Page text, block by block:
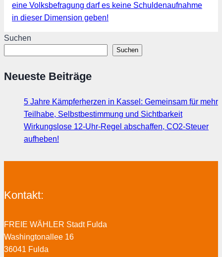
eine Volksbefragung darf es keine Schuldenaufnahme
in dieser Dimension geben!
Suchen
Suchen
Neueste Beiträge
5 Jahre Kämpferherzen in Kassel: Gemeinsam für mehr
Teilhabe, Selbstbestimmung und Sichtbarkeit
Wirkungslose 12-Uhr-Regel abschaffen, CO2-Steuer
aufheben!
Kontakt:
FREIE WÄHLER Stadt Fulda
Washingtonallee 16
36041 Fulda